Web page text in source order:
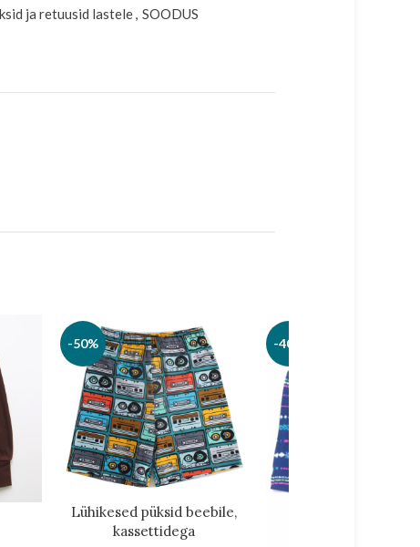
nii keskkonnale kui ka pere
kandmiseks.
elastaanist. Puuvill hoiab beebi naha
samas oma pehmuse, venivuse
lõbusaks ja mänguliseks.
ja pikemat kandmisvõimalust,
püsimise aktiivsete mängude ajal.
jalutuskäikudeks või
hooldatav ja vastupidav, mistõttu
pärast korduvaid pesusid.
kerged ja pehmed, pikendatud
tagab mugava ja veniva kandmise.
ja retuusid lastele, SOODUS
-50%
Lühikesed püksid beebile,
kassettidega
-40%